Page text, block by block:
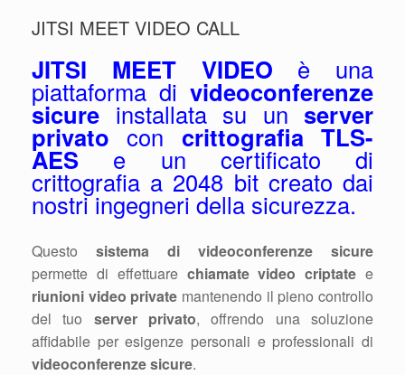
JITSI MEET VIDEO CALL
JITSI MEET VIDEO è una
piattaforma di videoconferenze
sicure installata su un server
privato con crittografia TLS-
AES e un certificato di
crittografia a 2048 bit creato dai
nostri ingegneri della sicurezza.
Questo sistema di videoconferenze sicure
permette di effettuare chiamate video criptate e
riunioni video private mantenendo il pieno controllo
del tuo server privato, offrendo una soluzione
affidabile per esigenze personali e professionali di
videoconferenze sicure.